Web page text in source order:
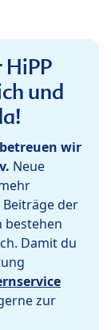
HiPP
und
wir
Neue
der
bestehen
Damit du
zur